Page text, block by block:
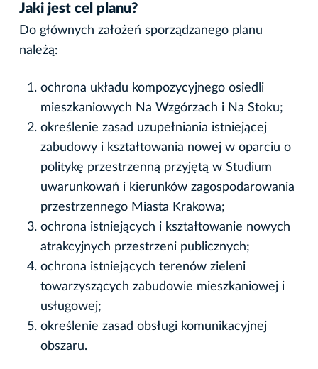
Jaki jest cel planu?
Do głównych założeń sporządzanego planu
należą:
ochrona układu kompozycyjnego osiedli
mieszkaniowych Na Wzgórzach i Na Stoku;
określenie zasad uzupełniania istniejącej
zabudowy i kształtowania nowej w oparciu o
politykę przestrzenną przyjętą w Studium
uwarunkowań i kierunków zagospodarowania
przestrzennego Miasta Krakowa;
ochrona istniejących i kształtowanie nowych
atrakcyjnych przestrzeni publicznych;
ochrona istniejących terenów zieleni
towarzyszących zabudowie mieszkaniowej i
usługowej;
określenie zasad obsługi komunikacyjnej
obszaru.